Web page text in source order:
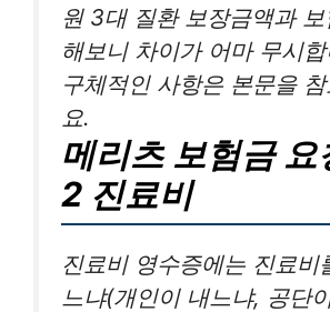
원 3대 질환 보장금액과
해보니 차이가 어마 무시
구체적인 사항은 본문을
요.
메리츠 보험금 요
2 진료비
진료비 영수증에는 진료비
느냐(개인이 내느냐, 공단